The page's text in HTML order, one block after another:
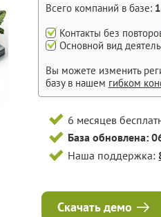
Всего компаний в базе:
Контакты без
Основной вид
Вы можете изменить
базу в нашем гибком
6 месяцев
База обновлена:
Наша поддержка:
Скачать демо